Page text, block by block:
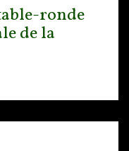
ronde
de la